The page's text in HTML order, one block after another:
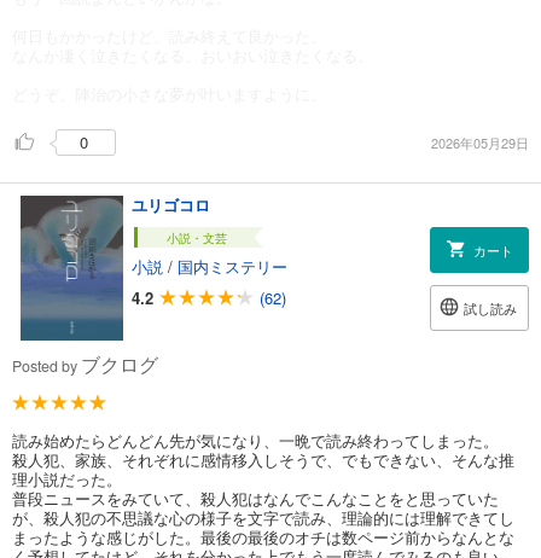
0 2026年05月29日
ユリゴコロ
小説・文芸
小説 / 国内ミステリー
4.2
(62)
カート
試し読み
Posted by ブクログ
読み始めたらどんどん先が気になり、一晩で読み終わってしまった。
殺人犯、家族、それぞれに感情移入しそうで、でもできない、そんな推
理小説だった。
普段ニュースをみていて、殺人犯はなんでこんなことをと思っていた
が、殺人犯の不思議な心の様子を文字で読み、理論的には理解できてし
まったような感じがした。最後の最後のオチは数ページ前からなんとな